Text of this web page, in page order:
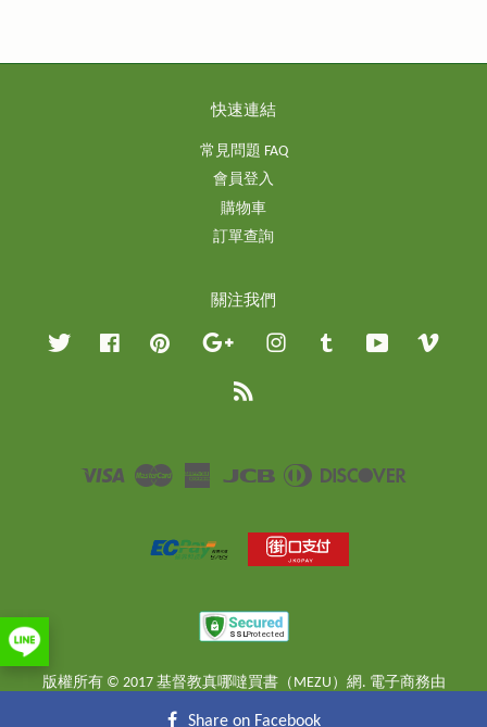
快速連結
常見問題 FAQ
會員登入
購物車
訂單查詢
關注我們
Twitter Facebook Pinterest Google InstagramTumblr YouTube
Visa Master
American
JCB
Diners
版權所有 © 2017 基督教真哪噠買書（MEZU）網. 電子商務由
Share on Facebook